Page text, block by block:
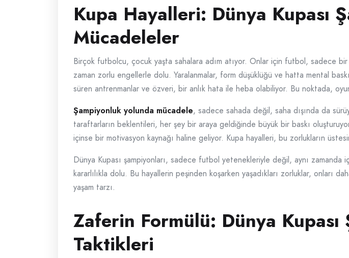
Kupa Hayalleri: Dünya Kupası
Mücadeleler
Birçok futbolcu, çocuk yaşta sahalara adım atıyor. Onlar için futbol, sadece
zaman zorlu engellerle dolu. Yaralanmalar, form düşüklüğü ve hatta mental
süren antrenmanlar ve özveri, bir anlık hata ile heba olabiliyor. Bu noktada,
Şampiyonluk yolunda mücadele, sadece sahada değil, saha dışında da
taraftarların beklentileri, her şey bir araya geldiğinde büyük bir baskı
içinse bir motivasyon kaynağı haline geliyor. Kupa hayalleri, bu zorlukların
Dünya Kupası şampiyonları, sadece futbol yetenekleriyle değil, aynı
kararlılıkla dolu. Bu hayallerin peşinden koşarken yaşadıkları zorluklar, onları
yaşam tarzı.
Zaferin Formülü: Dünya
Taktikleri